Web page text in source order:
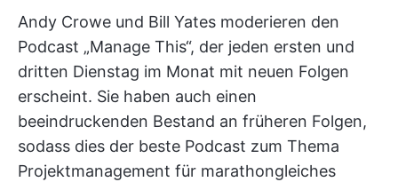
Andy Crowe und Bill Yates moderieren den
Podcast „Manage This“, der jeden ersten und
dritten Dienstag im Monat mit neuen Folgen
erscheint. Sie haben auch einen
beeindruckenden Bestand an früheren Folgen,
sodass dies der beste Podcast zum Thema
Projektmanagement für marathongleiches